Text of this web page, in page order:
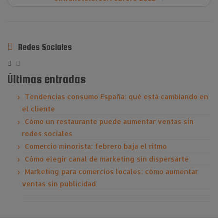
Redes Sociales
Últimas entradas
Tendencias consumo España: qué está cambiando en
el cliente
Cómo un restaurante puede aumentar ventas sin
redes sociales
Comercio minorista: febrero baja el ritmo
Cómo elegir canal de marketing sin dispersarte
Marketing para comercios locales: cómo aumentar
ventas sin publicidad